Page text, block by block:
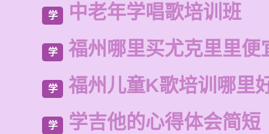
学 中老年学唱歌培训班
学 福州哪里买尤克里里便
学 福州儿童K歌培训哪里
学 学吉他的心得体会简短